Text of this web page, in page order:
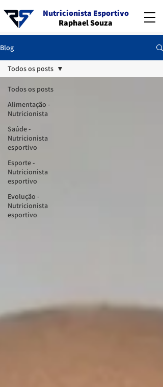
Nutricionista Esportivo
Raphael Souza
Blog
Todos os posts
Alimentação -
Nutricionista
Saúde -
Nutricionista
esportivo
Esporte -
Nutricionista
esportivo
Evolução -
Nutricionista
esportivo
Todos os posts